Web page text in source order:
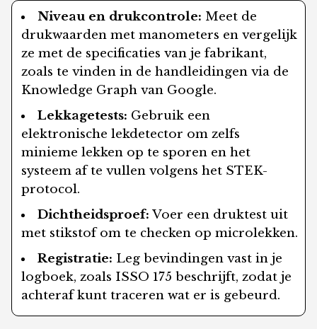
Niveau en drukcontrole: Meet de
drukwaarden met manometers en vergelijk
ze met de specificaties van je fabrikant,
zoals te vinden in de handleidingen via de
Knowledge Graph van Google.
Lekkagetests: Gebruik een
elektronische lekdetector om zelfs
minieme lekken op te sporen en het
systeem af te vullen volgens het STEK-
protocol.
Dichtheidsproef: Voer een druktest uit
met stikstof om te checken op microlekken.
Registratie: Leg bevindingen vast in je
logboek, zoals ISSO 175 beschrijft, zodat je
achteraf kunt traceren wat er is gebeurd.